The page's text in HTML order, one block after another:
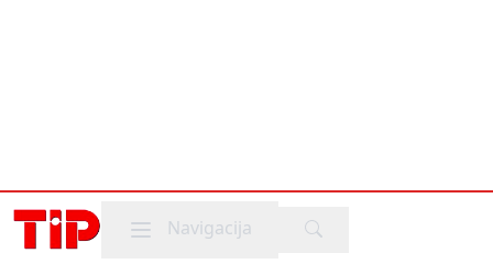
Mobile menu
Navigacija